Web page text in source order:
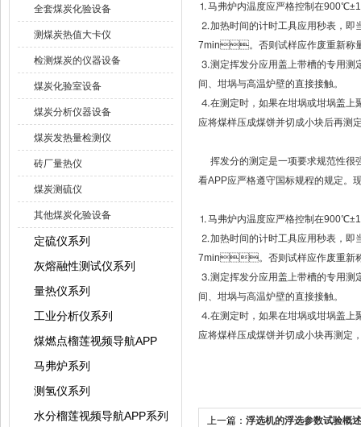
全套煤炭化验设备
测煤炭热值大卡仪
检测煤炭的仪器设备
煤炭化验室设备
煤炭分析仪器设备
煤炭发热量检测仪
砖厂量热仪
煤炭测硫仪
其他煤炭化验设备
定硫仪系列
灰熔融性测试仪系列
量热仪系列
工业分析仪系列
煤燃点榴莲视频导航APP
马弗炉系列
测氢仪系列
水分榴莲视频导航APP系列
⒈马弗炉内温度应严格控制在
⒉加热时间的计时工具应用秒表，
7min。否则试样应作废重新称量
⒊测定挥发分应用盖上带槽的专用测
间、坩埚与高温炉壁的直接接触。
⒋在测定时，如果在坩埚或坩埚盖上聚
应将煤样压成煤饼并切成小块后再测定
挥发分的测定是一项要求规范性很强的
看APP应严格遵守国标规程的规定
⒈马弗炉内温度应严格控制在
⒉加热时间的计时工具应用秒表，
7min。否则试样应作废重新称量
⒊测定挥发分应用盖上带槽的专用测定
间、坩埚与高温炉壁的直接接触。
⒋在测定时，如果在坩埚或坩埚盖上
应将煤样压成煤饼并切成小块再测定
上一篇： 浮选机的浮选参数试验概述